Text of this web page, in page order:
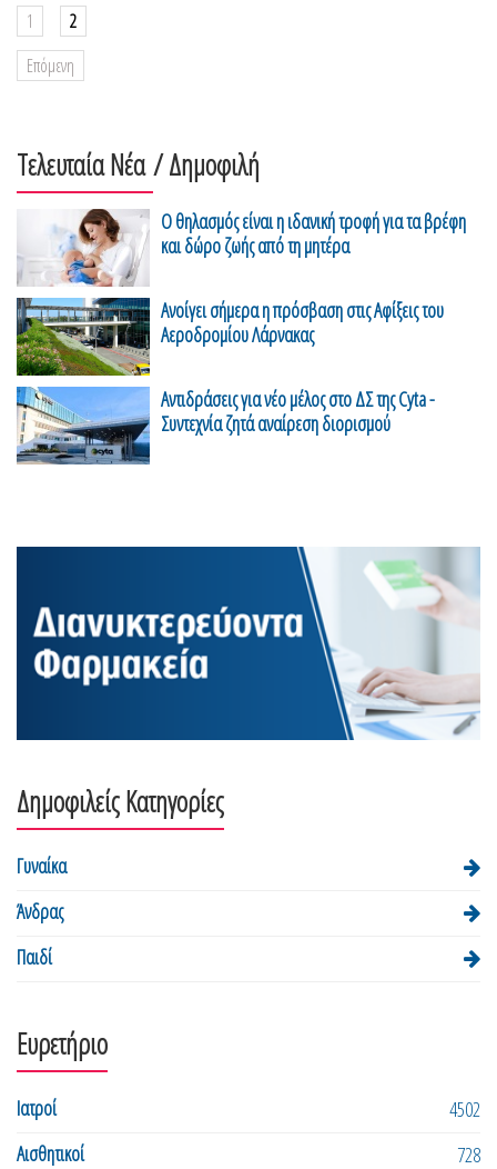
1
2
Επόμενη
Τελευταία Νέα / Δημοφιλή
Ο θηλασμός είναι η ιδανική τροφή για τα βρέφη
και δώρο ζωής από τη μητέρα
Ανοίγει σήμερα η πρόσβαση στις Αφίξεις του
Αεροδρομίου Λάρνακας
Αντιδράσεις για νέο μέλος στο ΔΣ της Cyta -
Συντεχνία ζητά αναίρεση διορισμού
Δημοφιλείς Κατηγορίες
Γυναίκα
Άνδρας
Παιδί
Ευρετήριο
Ιατροί
4502
Αισθητικοί
728